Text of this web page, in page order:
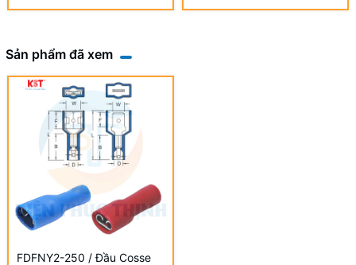
Sản phẩm đã xem
FDFNY2-250 / Đầu Cosse